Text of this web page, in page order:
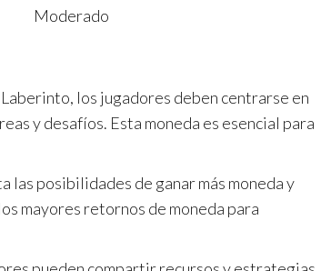
Moderado
los jugadores deben centrarse en
y desafíos. Esta moneda es esencial para
posibilidades de ganar más moneda y
mayores retornos de moneda para